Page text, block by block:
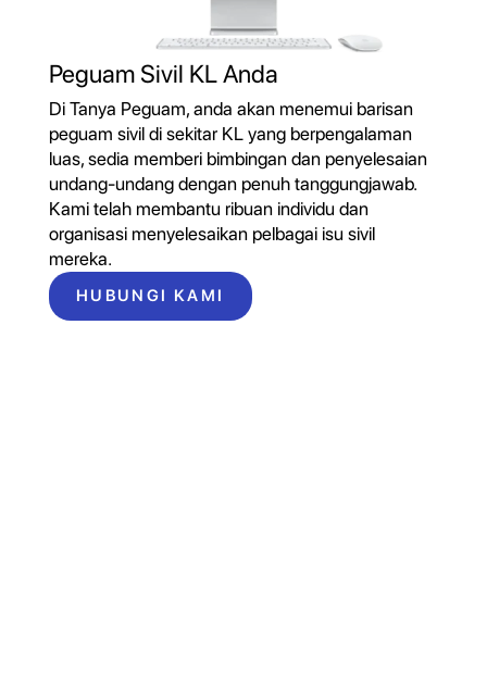
Peguam Sivil KL Anda
Di Tanya Peguam, anda akan menemui barisan
peguam sivil di sekitar KL yang berpengalaman
luas, sedia memberi bimbingan dan penyelesaian
undang-undang dengan penuh tanggungjawab.
Kami telah membantu ribuan individu dan
organisasi menyelesaikan pelbagai isu sivil
mereka.
HUBUNGI KAMI